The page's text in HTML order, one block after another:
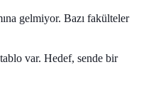
gelmiyor. Bazı fakülteler
var. Hedef, sende bir